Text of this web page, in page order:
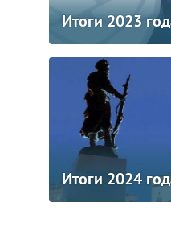
Итоги 2023
Итоги 2024